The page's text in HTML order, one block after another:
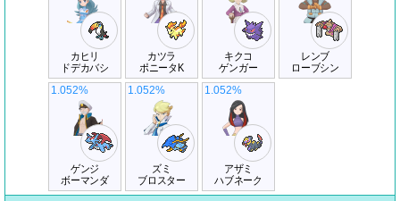
カヒリ
ドデカバシ
カツラ
ポニータK
キクコ
ゲンガー
レンブ
ローブシン
ゲンジ
ボーマンダ
1.052%
ズミ
ブロスター
1.052%
アザミ
ハブネーク
1.052%